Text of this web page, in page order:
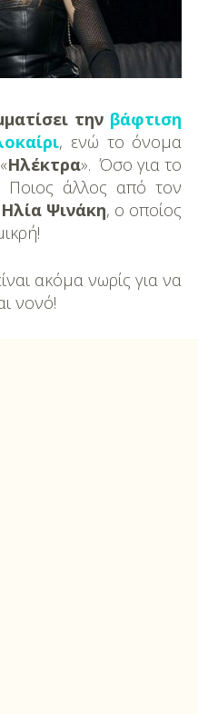
την βάφτιση
, ενώ το όνομα
Ηλέκτρα». Όσο για το
Ποιος άλλος από τον
Ηλία Ψινάκη, ο οποίος
ακόμα νωρίς για να
νονό!